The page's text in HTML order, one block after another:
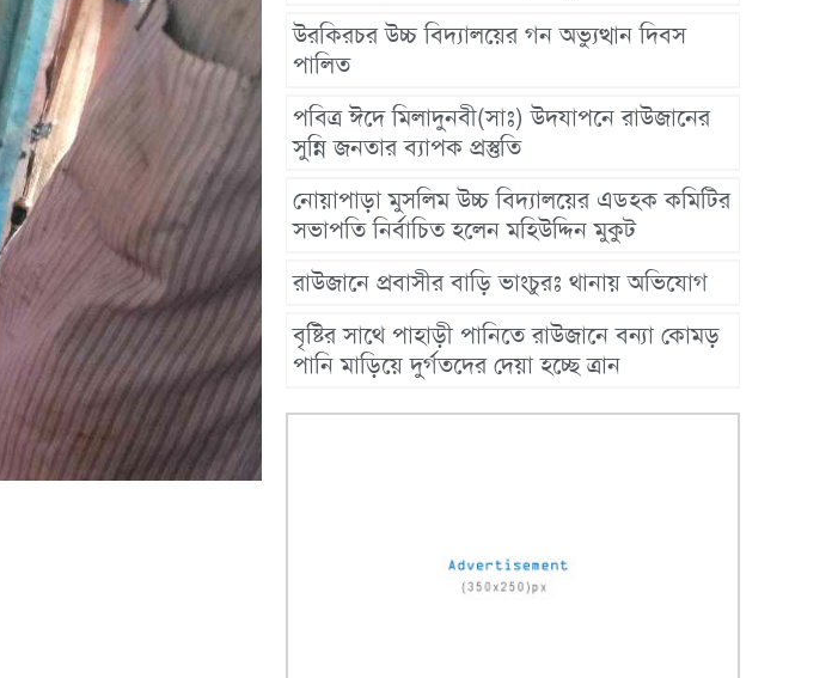
উরকিরচর উচ্চ বিদ্যালয়ের গন অভ্যুত্থান দিবস
পালিত
পবিত্র ঈদে মিলাদুনবী(সাঃ) উদযাপনে রাউজানের
সুন্নি জনতার ব্যাপক প্রস্তুতি
নোয়াপাড়া মুসলিম উচ্চ বিদ্যালয়ের এডহক কমিটির
সভাপতি নির্বাচিত হলেন মহিউদ্দিন মুকুট
রাউজানে প্রবাসীর বাড়ি ভাংচুরঃ থানায় অভিযোগ
বৃষ্টির সাথে পাহাড়ী পানিতে রাউজানে বন্যা কোমড়
পানি মাড়িয়ে দুর্গতদের দেয়া হচ্ছে ত্রান